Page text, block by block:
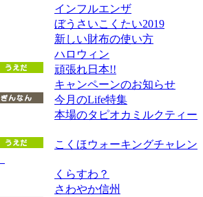
インフルエンザ
ぼうさいこくたい2019
新しい財布の使い方
ハロウィン
頑張れ日本!!
キャンペーンのお知らせ
今月のLife特集
本場のタピオカミルクティー
こくほウォーキングチャレン
くらすわ？
さわやか信州